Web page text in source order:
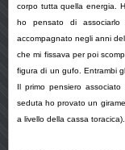
corpo tutta quella energia.
ho pensato di
accompagnato negli anni
che mi fissava per poi
figura di un gufo. Entrambi
Il primo pensiero
seduta ho provato un
a livello della cassa toracica).